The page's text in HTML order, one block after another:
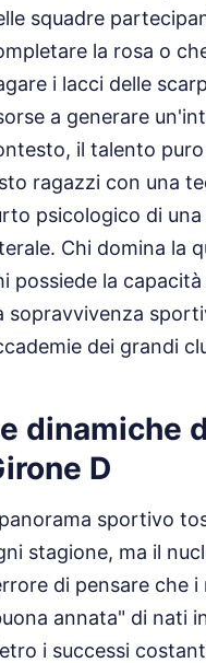
squadre
la rosa o
i lacci delle
a generare
il talento
ragazzi con una
psicologico di
Chi domina la
possiede la
sopravvivenza
dei grandi
dinamiche
D
sportivo
stagione, ma il
di pensare che
annata" di nati
i successi